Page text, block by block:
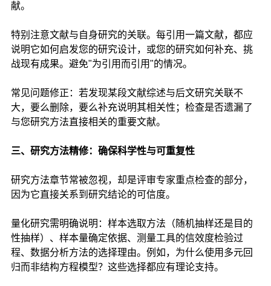
献。
特别注意文献与自身研究的关联。每引用一篇文献，都应
说明它如何启发您的研究设计，或您的研究如何补充、挑
战现有成果。避免"为引用而引用"的情况。
常见问题修正：若发现某段文献综述与后文研究关联不
大，要么删除，要么补充说明其相关性；检查是否遗漏了
与您研究方法直接相关的重要文献。
三、研究方法精修：确保科学性与可重复性
研究方法章节常被忽视，却是评审专家重点检查的部分，
因为它直接关系到研究结论的可信度。
量化研究需明确说明：样本选取方法（随机抽样还是目的
性抽样）、样本量确定依据、测量工具的信效度检验过
程、数据分析方法的选择理由。例如，为什么使用多元回
归而非结构方程模型？这些选择都应有理论支持。